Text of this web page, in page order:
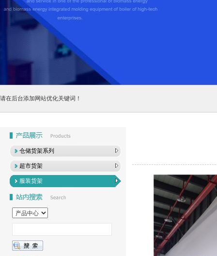
请在后台添加网站优化关键词！
仓储货架系列
超市货架
服装货架